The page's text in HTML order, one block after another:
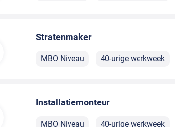
Stratenmaker
MBO Niveau 40-urige werkweek
Installatiemonteur
MBO Niveau 40-urige werkweek